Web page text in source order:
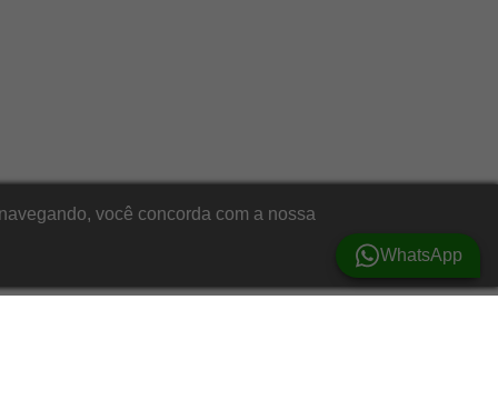
você concorda com a nossa
WhatsApp